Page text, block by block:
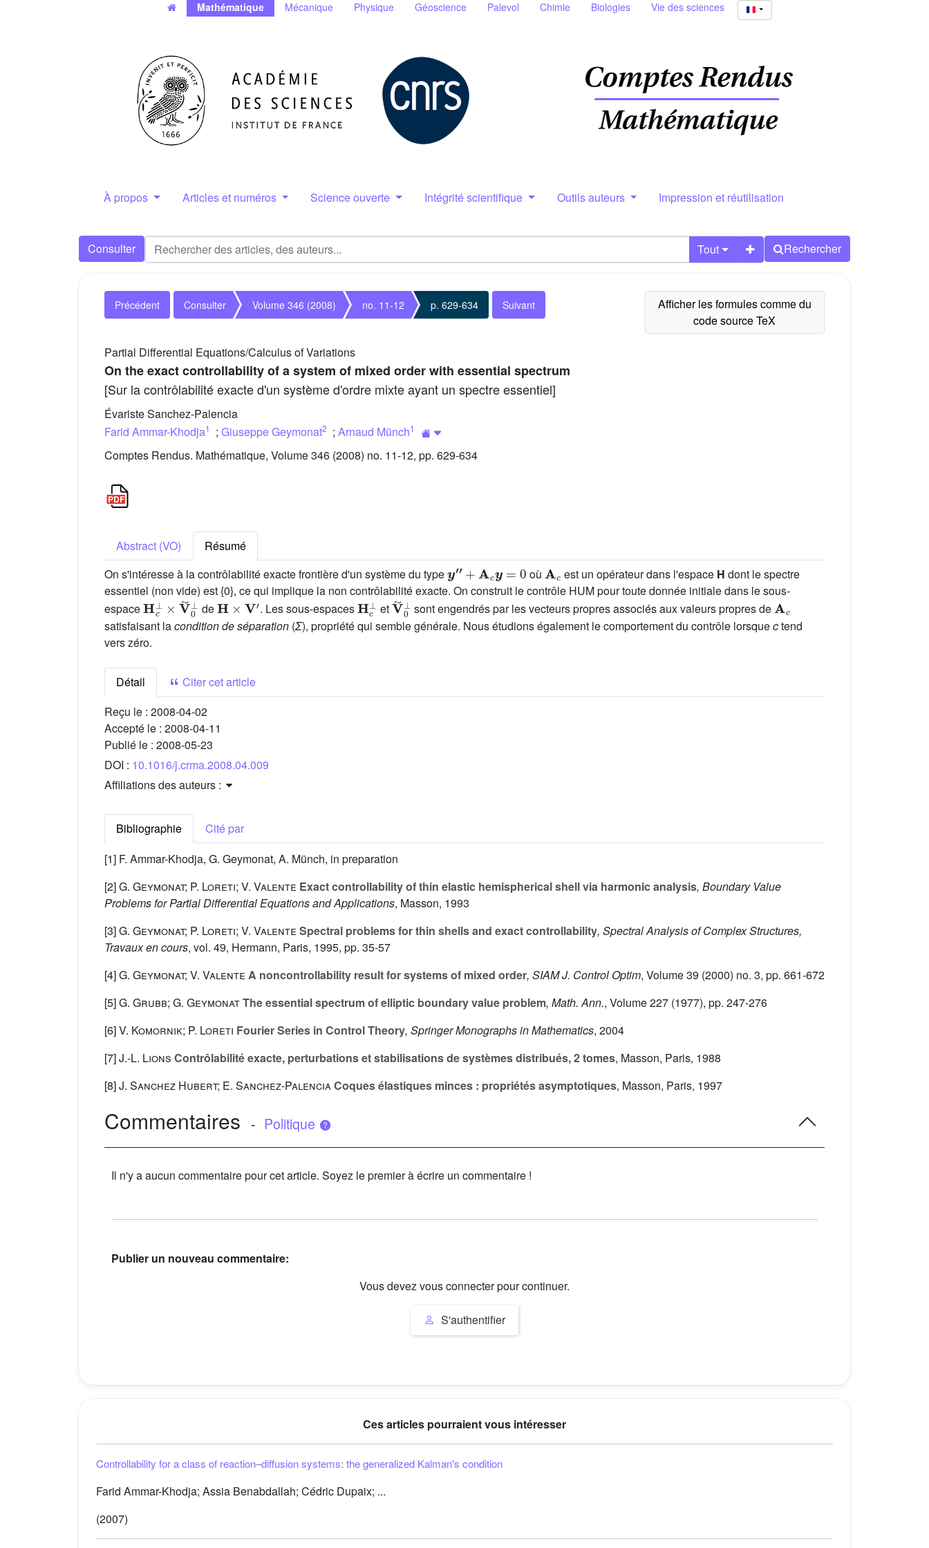
Mathématique Mécanique Physique Géoscience Palevol Chimie Biologies Vie des sciences
À propos Articles et numéros Science ouverte Intégrité scientifique Outils auteurs Impression et réutilisation
Consulter Tout Rechercher
Précédent Consulter Volume 346 (2008) no. 11-12 p. 629-634 Suivant
Partial Differential Equations/Calculus of Variations
On the exact controllability of a system of mixed order with essential spectrum
[Sur la contrôlabilité exacte d'un système d'ordre mixte ayant un spectre essentiel]
Évariste Sanchez-Palencia
Farid Ammar-Khodja1 ; Giuseppe Geymonat2 ; Arnaud Münch1
Comptes Rendus. Mathématique, Volume 346 (2008) no. 11-12, pp. 629-634
Abstract (VO)
Résumé
On s'intéresse à la contrôlabilité exacte frontière d'un système du type
y″+Acy=0
où
Ac
est un opérateur dans l'espace H dont le spectre
essentiel (non vide) est {0}, ce qui implique la non contrôlabilité exacte. On construit le contrôle HUM pour toute donnée initiale dans le sous-
espace
Hc⊥×V˜0⊥
de
H×V′
. Les sous-espaces
Hc⊥
et
V˜0⊥
sont engendrés par les vecteurs propres associés aux valeurs propres de
Ac
satisfaisant lacondition de séparation (Σ), propriété qui semble générale. Nous étudions également le comportement du contrôle lorsquectend
vers zéro.
Détail
Citer cet article
Reçu le : 2008-04-02
Accepté le : 2008-04-11
Publié le : 2008-05-23
DOI : 10.1016/j.crma.2008.04.009
Affiliations des auteurs :
Bibliographie
Cité par
[1] F. Ammar-Khodja, G. Geymonat, A. Münch, in preparation
[2]G. Geymonat; P. Loreti; V. Valente Exact controllability of thin elastic hemispherical shell via harmonic analysis, Boundary Value
Problems for Partial Differential Equations and Applications, Masson, 1993
[3]G. Geymonat; P. Loreti; V. Valente Spectral problems for thin shells and exact controllability, Spectral Analysis of Complex Structures,
Travaux en cours, vol. 49, Hermann, Paris, 1995, pp. 35-57
[4]G. Geymonat; V. Valente A noncontrollability result for systems of mixed order, SIAM J. Control Optim, Volume 39 (2000) no. 3, pp. 661-672
[5]G. Grubb; G. GeymonatThe essential spectrum of elliptic boundary value problem, Math. Ann., Volume 227 (1977), pp. 247-276
[6]V. Komornik; P. Loreti Fourier Series in Control Theory, Springer Monographs in Mathematics, 2004
[7]J.-L. Lions Contrôlabilité exacte, perturbations et stabilisations de systèmes distribués, 2 tomes, Masson, Paris, 1988
[8]J. Sanchez Hubert; E. Sanchez-PalenciaCoques élastiques minces : propriétés asymptotiques, Masson, Paris, 1997
Commentaires - Politique
Il n'y a aucun commentaire pour cet article. Soyez le premier à écrire un commentaire !
Publier un nouveau commentaire:
Vous devez vous connecter pour continuer.
S'authentifier
Ces articles pourraient vous intéresser
Controllability for a class of reaction–diffusion systems: the generalized Kalman's condition
Farid Ammar-Khodja; Assia Benabdallah; Cédric Dupaix; ...
(2007)